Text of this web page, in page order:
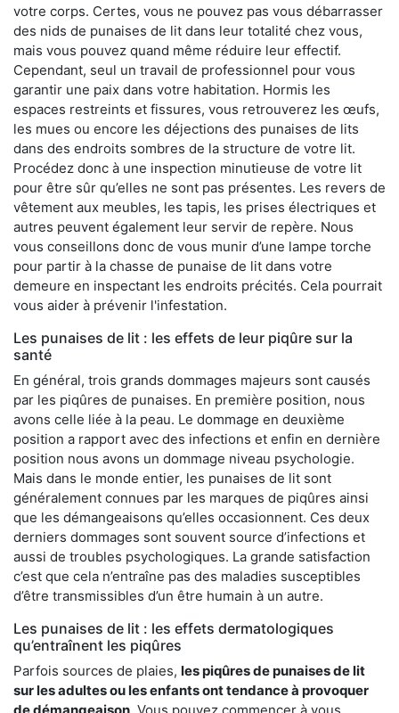
votre corps. Certes, vous ne pouvez pas vous débarrasser
des nids de punaises de lit dans leur totalité chez vous,
mais vous pouvez quand même réduire leur effectif.
Cependant, seul un travail de professionnel pour vous
garantir une paix dans votre habitation. Hormis les
espaces restreints et fissures, vous retrouverez les œufs,
les mues ou encore les déjections des punaises de lits
dans des endroits sombres de la structure de votre lit.
Procédez donc à une inspection minutieuse de votre lit
pour être sûr qu’elles ne sont pas présentes. Les revers de
vêtement aux meubles, les tapis, les prises électriques et
autres peuvent également leur servir de repère. Nous
vous conseillons donc de vous munir d’une lampe torche
pour partir à la chasse de punaise de lit dans votre
demeure en inspectant les endroits précités. Cela pourrait
vous aider à prévenir l'infestation.
Les punaises de lit : les effets de leur piqûre sur la
santé
En général, trois grands dommages majeurs sont causés
par les piqûres de punaises. En première position, nous
avons celle liée à la peau. Le dommage en deuxième
position a rapport avec des infections et enfin en dernière
position nous avons un dommage niveau psychologie.
Mais dans le monde entier, les punaises de lit sont
généralement connues par les marques de piqûres ainsi
que les démangeaisons qu’elles occasionnent. Ces deux
derniers dommages sont souvent source d’infections et
aussi de troubles psychologiques. La grande satisfaction
c’est que cela n’entraîne pas des maladies susceptibles
d’être transmissibles d’un être humain à un autre.
Les punaises de lit : les effets dermatologiques
qu’entraînent les piqûres
Parfois sources de plaies, les piqûres de punaises de lit
sur les adultes ou les enfants ont tendance à provoquer